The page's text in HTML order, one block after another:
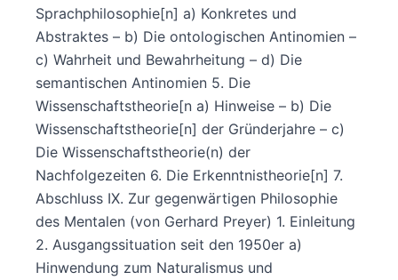
Sprachphilosophie[n] a) Konkretes und
Abstraktes – b) Die ontologischen Antinomien –
c) Wahrheit und Bewahrheitung – d) Die
semantischen Antinomien 5. Die
Wissenschaftstheorie[n a) Hinweise – b) Die
Wissenschaftstheorie[n] der Gründerjahre – c)
Die Wissenschaftstheorie(n) der
Nachfolgezeiten 6. Die Erkenntnistheorie[n] 7.
Abschluss IX. Zur gegenwärtigen Philosophie
des Mentalen (von Gerhard Preyer) 1. Einleitung
2. Ausgangssituation seit den 1950er a)
Hinwendung zum Naturalismus und